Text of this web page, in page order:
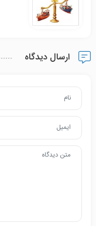
ارسال دیدگاه